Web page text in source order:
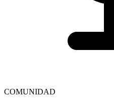
COMUNIDAD